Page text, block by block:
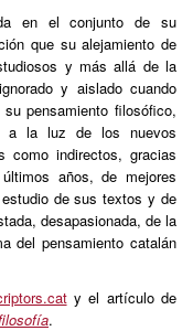
en el conjunto de su
que su alejamiento de
y más allá de la
y aislado cuando
pensamiento filosófico,
a la luz de los nuevos
como indirectos, gracias
años, de mejores
de sus textos y de
desapasionada, de la
del pensamiento catalán
y el artículo de
.